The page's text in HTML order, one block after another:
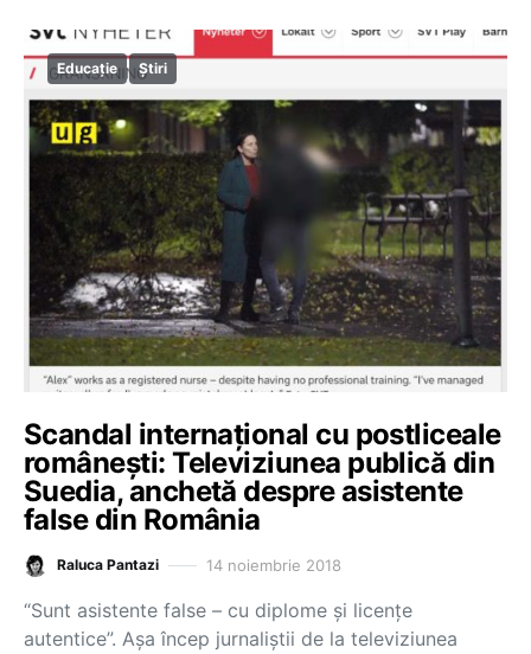
Educație Știri
Scandal internațional cu postliceale
românești: Televiziunea publică din
Suedia, anchetă despre asistente
false din România
Raluca Pantazi 14 noiembrie 2018
“Sunt asistente false – cu diplome și licențe
autentice”. Așa încep jurnaliștii de la televiziunea